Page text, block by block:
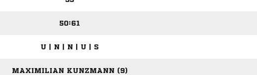
50:61
U | N | N | U | S
MAXIMILIAN KUNZMANN (9)